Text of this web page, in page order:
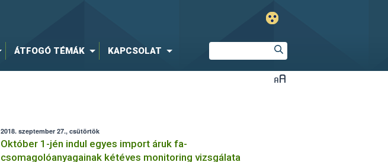
ÁTFOGÓ TÉMÁK KAPCSOLAT
2018. szeptember 27., csütörtök
Október 1-jén indul egyes import áruk fa-
csomagolóanyagainak kétéves monitoring vizsgálata